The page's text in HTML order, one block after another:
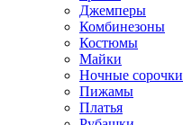
Джемперы
Комбинезоны
Костюмы
Майки
Ночные сорочки
Пижамы
Платья